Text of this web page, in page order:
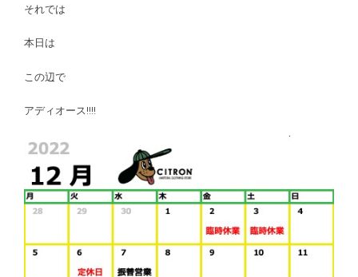
それでは
本日は
この辺で
アディオース!!!!